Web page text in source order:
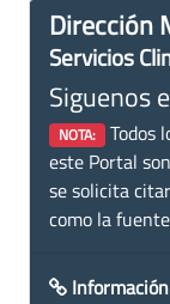
Dirección
Servicios
Siguenos
NOTA: Todos
este Portal
se solicita
como la